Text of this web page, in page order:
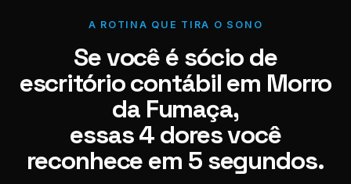
A ROTINA QUE TIRA O SONO
Se você é sócio de
escritório contábil em Morro
da Fumaça,
essas 4 dores você
reconhece em 5 segundos.